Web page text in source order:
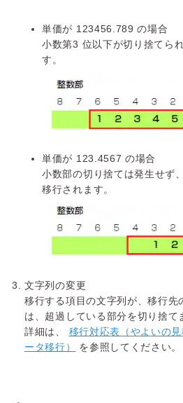
単価が 123456.789 の場合
小数第3 位以下が切り捨てら
す。
単価が 123.4567 の場合
小数部の切り捨ては発生せず
移行されます。
文字列の変更
移行する項目の文字列が、移行先
は、超過している部分を切り捨て
詳細は、 移行対応表（やよいの
ータ移行）
を参照してください。